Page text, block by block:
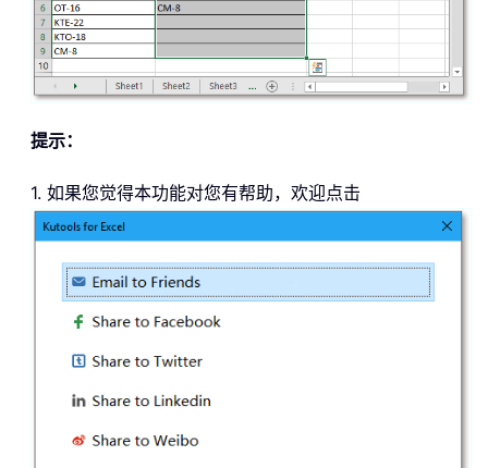
提示：
1. 如果您觉得本功能对您有帮助，欢迎点击